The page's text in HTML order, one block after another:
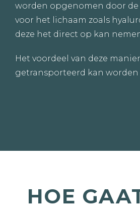
worden opgenomen door de
voor het lichaam zoals
deze het direct op kan
Het voordeel van deze
getransporteerd kan
HOE